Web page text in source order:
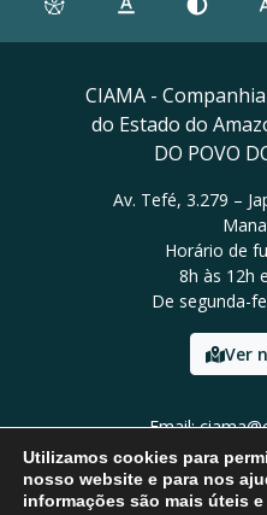
CIAMA -
do Estado do
DO POVO
Av. Tefé, 3.279 –
Horário de
8h às 12h
De segunda-
Ver
Email:
Tel: (92)
Utilizamos cookies para
nosso website e para nos
informações são mais úteis